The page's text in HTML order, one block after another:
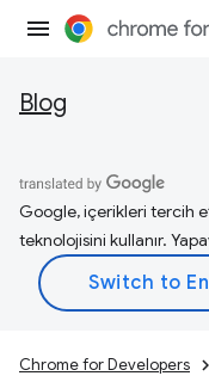
Blog
Google, içerikleri tercih
teknolojisini kullanır.
Chrome for Developers